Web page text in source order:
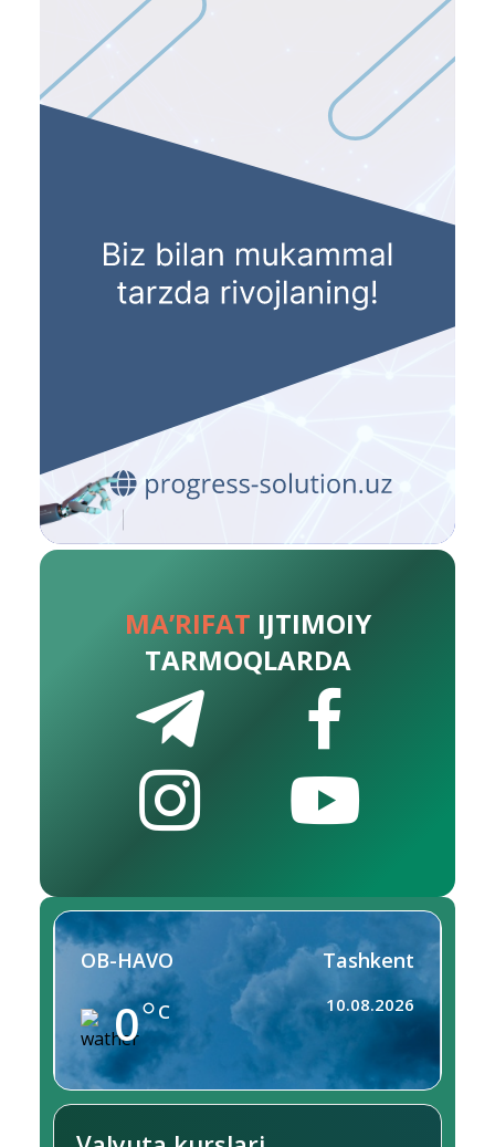
MA’RIFAT IJTIMOIY
TARMOQLARDA
OB-HAVO
0 C
Tashkent
10.08.2026